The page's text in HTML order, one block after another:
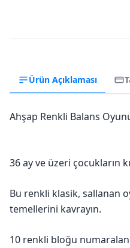
Ürün Açıklaması
Ahşap Renkli Balans
36 ay ve üzeri çocukların
Bu renkli klasik, sallanan
temellerini kavrayın.
10 renkli bloğu